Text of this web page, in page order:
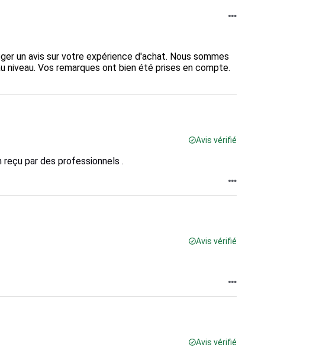
un avis sur votre expérience d'achat. Nous sommes
Vos remarques ont bien été prises en compte.
Avis vérifié
par des professionnels .
Avis vérifié
Avis vérifié